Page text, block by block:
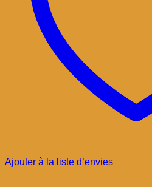
Ajouter à la liste d’envies